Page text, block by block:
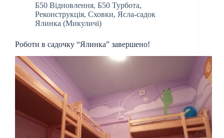
Б50 Відновлення, Б50 Турбота,
Реконструкція, Сховки, Ясла-садок
Ялинка (Микуличі)
Роботи в садочку “Ялинка” завершено!